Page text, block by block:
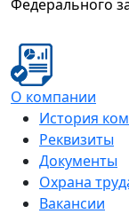
Федерального
О компании
История
Реквизиты
Документы
Охрана
Вакансии